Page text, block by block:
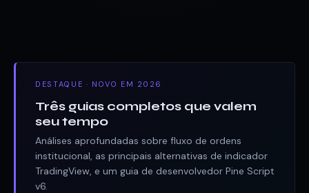
DESTAQUE · NOVO EM 2026
Três guias completos que valem
seu tempo
Análises aprofundadas sobre fluxo de ordens
institucional, as principais alternativas de indicador
TradingView, e um guia de desenvolvedor Pine Script
v6.